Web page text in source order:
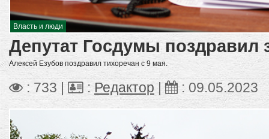
Власть и люди
Депутат Госдумы поздравил
Алексей Езубов поздравил тихоречан с 9 мая.
: 733 | : Редактор : 09.05.2023